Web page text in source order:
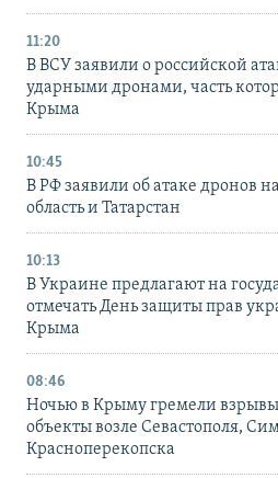
11:20
В ВСУ заявили о российской
ударными дронами, часть
Крыма
10:45
В РФ заявили об атаке дронов
область и Татарстан
10:13
В Украине предлагают на
отмечать День защиты прав
Крыма
08:46
Ночью в Крыму гремели
объекты возле Севастополя,
Красноперекопска